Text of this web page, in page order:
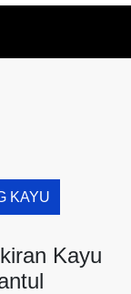
KAYU
Kayu